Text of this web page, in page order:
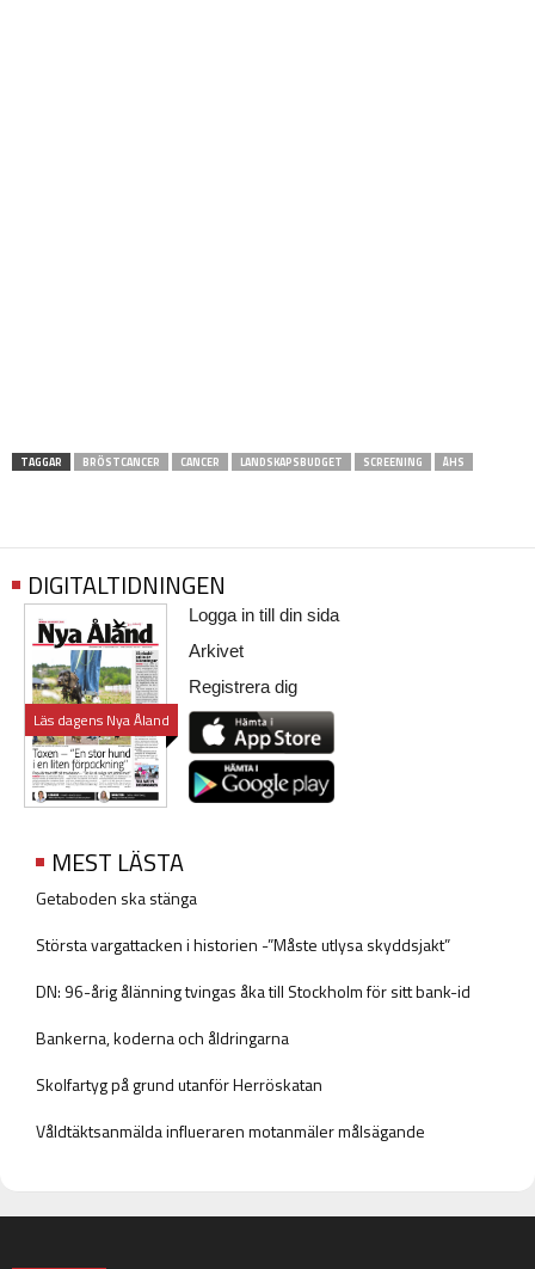
TAGGAR BRÖSTCANCER CANCER LANDSKAPSBUDGET SCREENING ÅHS
DIGITALTIDNINGEN
Läs dagens Nya Åland
Logga in till din sida
Arkivet
Registrera dig
MEST LÄSTA
Getaboden ska stänga
Största vargattacken i historien -”Måste utlysa skyddsjakt”
DN: 96-årig ålänning tvingas åka till Stockholm för sitt bank-id
Bankerna, koderna och åldringarna
Skolfartyg på grund utanför Herröskatan
Våldtäktsanmälda influeraren motanmäler målsägande